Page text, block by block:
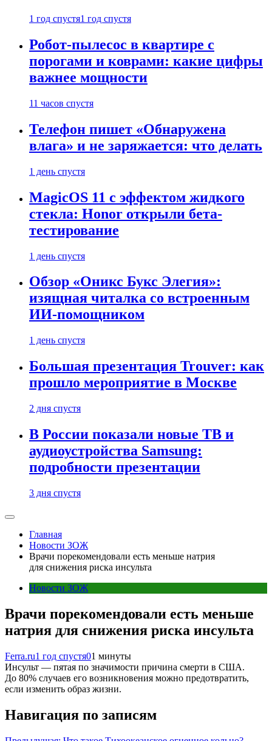
1 год спустя1 год спустя
Робот-пылесос в квартире с
порогами и коврами: какие цифры
важнее мощности
11 часов спустя
Телефон пишет «Обнаружена
влага» и не заряжается: что делать
1 день спустя
MagicOS 11 с эффектом жидкого
стекла: Honor открыли бета-
тестирование
1 день спустя
Обзор «Оникс Букс Элегия»:
изящная читалка со встроенным
ИИ-помощником
1 день спустя
Большая презентация Trouver: как
прошло мероприятие в Москве
2 дня спустя
В России показали новые ТВ и
аудиоустройства Samsung:
подробности презентации
3 дня спустя
Главная
Новости ЗОЖ
Врачи порекомендовали есть меньше натрия
для снижения риска инсульта
Новости ЗОЖ
Врачи порекомендовали есть меньше
натрия для снижения риска инсульта
Ferra.ru1 год спустя01 минуты
Инсульт — пятая по значимости причина смерти в США.
До 80% случаев его возникновения можно предотвратить,
если изменить образ жизни.
Навигация по записям